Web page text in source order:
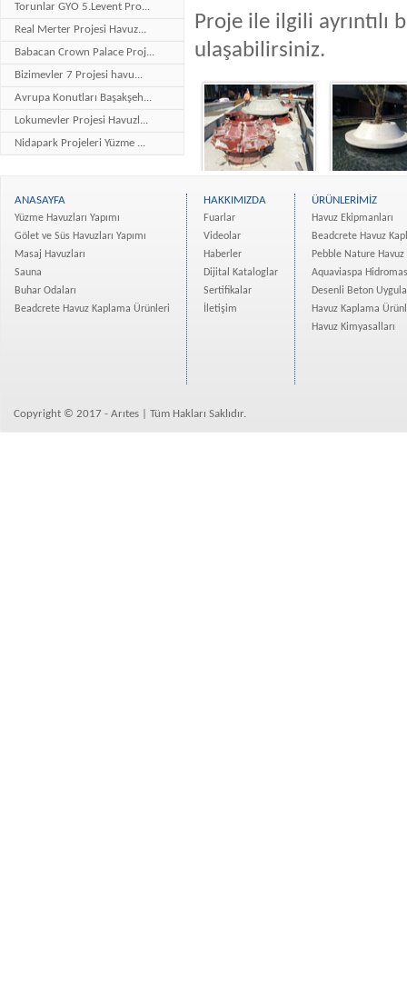
Torunlar GYO 5.Levent Pro...
Real Merter Projesi Havuz...
Babacan Crown Palace Proj...
Bizimevler 7 Projesi havu...
Avrupa Konutları Başakşeh...
Lokumevler Projesi Havuzl...
Nidapark Projeleri Yüzme ...
Vadişehir Başakşehir Proj...
Rotana Hotel Projesi Tama...
Atanan-Deniz İnşaat Bodru...
İzmir Narlıdere bir villa...
Eroğlu Yapı Merter Platfo...
Kemercity 3 Yüzme Havuzla...
Proje ile ilgili ayrıntılı
ulaşabilirsiniz.
ANASAYFA
Yüzme Havuzları Yapımı
Gölet ve Süs Havuzları Yapımı
Masaj Havuzları
Sauna
Buhar Odaları
Beadcrete Havuz Kaplama Ürünleri
HAKKIMIZDA
Fuarlar
Videolar
Haberler
Dijital Kataloglar
Sertifikalar
İletişim
ÜRÜNLERİMİZ
Havuz Ekipmanları
Beadcrete Havuz
Pebble Nature
Aquaviaspa
Desenli Beton
Havuz Kaplama
Havuz Kimyasalları
Copyright © 2017 - Arıtes | Tüm Hakları Saklıdır.